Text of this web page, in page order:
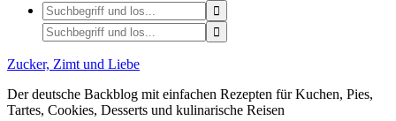
Zucker, Zimt und Liebe
Der deutsche Backblog mit einfachen Rezepten für Kuchen, Pies,
Tartes, Cookies, Desserts und kulinarische Reisen